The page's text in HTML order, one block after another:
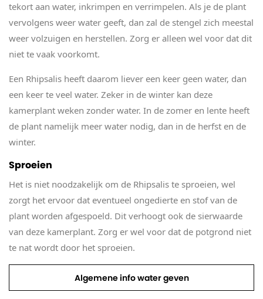
tekort aan water, inkrimpen en verrimpelen. Als je de plant
vervolgens weer water geeft, dan zal de stengel zich meestal
weer volzuigen en herstellen. Zorg er alleen wel voor dat dit
niet te vaak voorkomt.
Een Rhipsalis heeft daarom liever een keer geen water, dan
een keer te veel water. Zeker in de winter kan deze
kamerplant weken zonder water. In de zomer en lente heeft
de plant namelijk meer water nodig, dan in de herfst en de
winter.
Sproeien
Het is niet noodzakelijk om de Rhipsalis te sproeien, wel
zorgt het ervoor dat eventueel ongedierte en stof van de
plant worden afgespoeld. Dit verhoogt ook de sierwaarde
van deze kamerplant. Zorg er wel voor dat de potgrond niet
te nat wordt door het sproeien.
Algemene info water geven